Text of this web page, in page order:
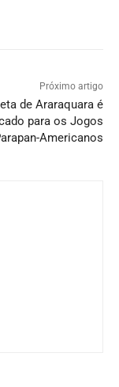
Próximo artigo
de Araraquara é
para os Jogos
Americanos